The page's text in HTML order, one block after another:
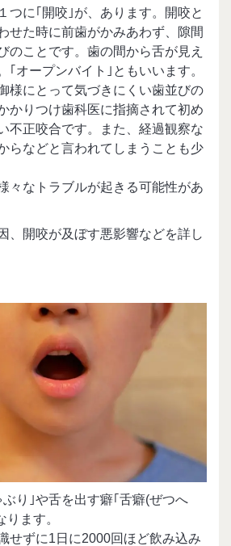
つに｢開咬｣が、あります。開咬と
せた時に前歯がかみあわず、隙間
のことです。歯の間から舌が見え
｢オープンバイト｣ともいいます。
様にとって気づきにくい歯並びの
かりつけ歯科医に指摘されて初め
不正咬合です。また、経過観察な
らなどと言われてしまうことも少
々なトラブルが起きる可能性があ
、開咬が及ぼす悪影響などを詳し
り｣や舌を出す癖｢舌癖(ぜつへ
ります。
せずに1日に2000回ほど飲み込み